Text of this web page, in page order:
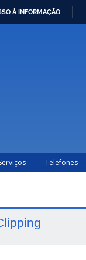
À INFORMAÇÃO
Telefones